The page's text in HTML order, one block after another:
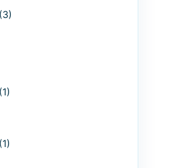
(3)
(1)
(1)